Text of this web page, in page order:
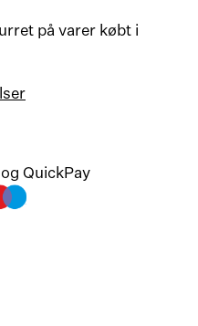
på varer købt i
QuickPay